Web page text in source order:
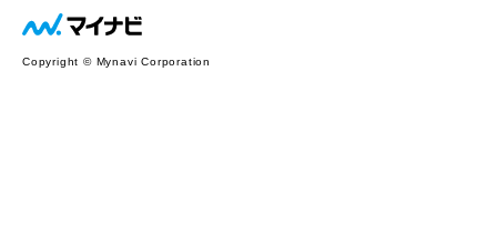
Copyright © Mynavi Corporation